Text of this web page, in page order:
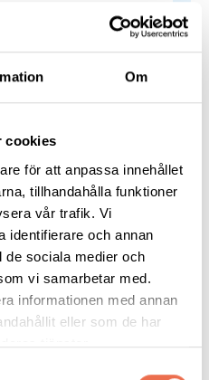
Om
cookies
för att anpassa innehållet
tillhandahålla funktioner
vår trafik. Vi
identifierare och annan
de sociala medier och
vi samarbetar med.
informationen med annan
eller som de har
tjänster.